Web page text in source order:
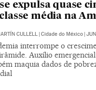
expulsa quase
média na
CULLELL Cidade do México
interrompe o
Auxílio
maquia dados de